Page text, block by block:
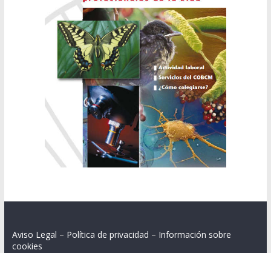
Aviso Legal – Política de privacidad – Información sobre
cookies